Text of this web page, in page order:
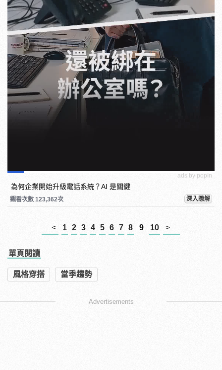
ads by popIn
為何企業開始升級電話系統？AI 是關鍵
觀看次數 123,362次 深入瞭解
< 1 2 3 4 5 6 7 8 9 10 >
單頁閱讀
風格穿搭 當季趨勢
Advertisements